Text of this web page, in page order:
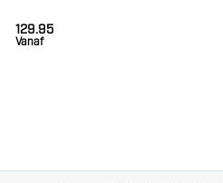
Vanaf
129.95